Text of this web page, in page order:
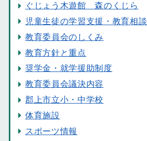
ぐじょう木遊館 森のくじら
児童生徒の学習支援・教育相談
教育委員会のしくみ
教育方針と重点
奨学金・就学援助制度
教育委員会議決内容
郡上市立小・中学校
体育施設
スポーツ情報